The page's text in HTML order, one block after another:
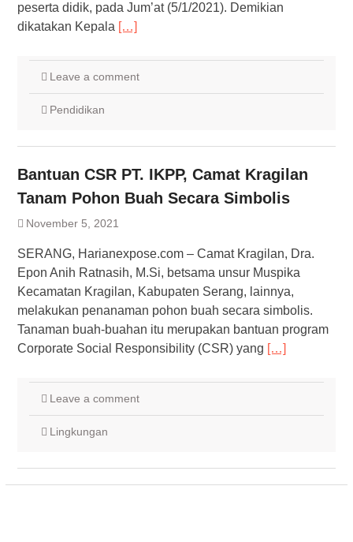
peserta didik, pada Jum’at (5/1/2021). Demikian
dikatakan Kepala […]
Leave a comment
Pendidikan
Bantuan CSR PT. IKPP, Camat Kragilan
Tanam Pohon Buah Secara Simbolis
November 5, 2021
SERANG, Harianexpose.com – Camat Kragilan, Dra.
Epon Anih Ratnasih, M.Si, betsama unsur Muspika
Kecamatan Kragilan, Kabupaten Serang, lainnya,
melakukan penanaman pohon buah secara simbolis.
Tanaman buah-buahan itu merupakan bantuan program
Corporate Social Responsibility (CSR) yang […]
Leave a comment
Lingkungan